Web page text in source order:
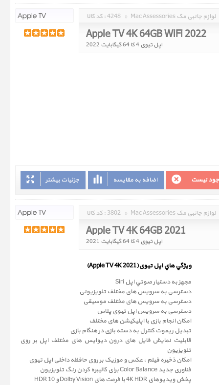
کد کالا : 4248 » Mac Assessories لوازم جانبی مک
Apple TV 4K 64GB WiFi 2022
اپل تیوی 4 کا 64 گیگابایت 2022
جزئیات بیشتر اضافه به مقایسه نیست
کد کالا : 3802 » Mac Assessories لوازم جانبی مک
Apple TV 4K 64GB 2021
اپل تیوی 4 کا 64 گیگابایت 2021
(Apple TV 4K 2021)ويژگي هاي اپل تیوی
مجهز به دستيار صوتي اپل Siri
دسترسی به سرویس های مختلف تلویزیونی
دسترسی به سرویس های مختلف موسیقی
دسترسی به سرویس اپل تیوی پلاس
امکان انجام بازی با اپلیکیشن های مختلف
تبدیل ریموت کنترل به دسته بازی در هنگام بازی
قابلیت نمایش فایل های درون دیوایس های مختلف اپل بر روی
تلویزیون
امکان ذخیره فیلم ، عکس و موزیک بر روی حافظه داخلی اپل تیوی
فناوری جدید Color Balance برای کالیبره کردن رنگ تلویزیون
پخش ویدیوهای 4K HDR با فرمت های Dolby Vision و HDR 10